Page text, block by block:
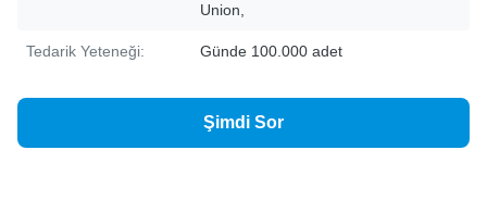
Union,
Tedarik Yeteneği: Günde 100.000 adet
Şimdi Sor